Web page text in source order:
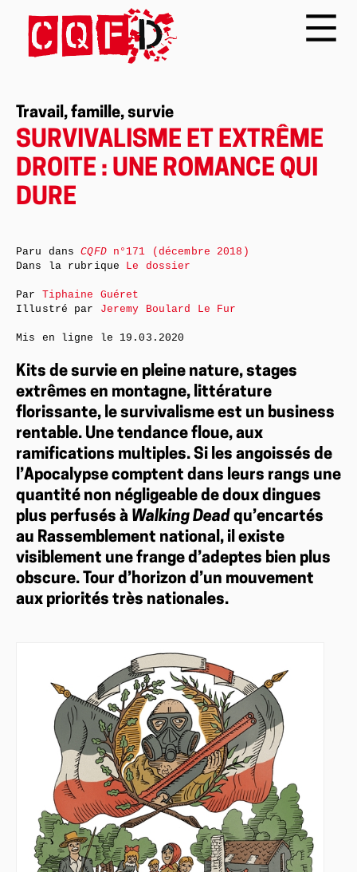
Travail, famille, survie
SURVIVALISME ET EXTRÊME
DROITE : UNE ROMANCE QUI
DURE
Kits de survie en pleine nature, stages
extrêmes en montagne, littérature
florissante, le survivalisme est un business
rentable. Une tendance floue, aux
ramifications multiples. Si les angoissés de
l’Apocalypse comptent dans leurs rangs une
quantité non négligeable de doux dingues
plus perfusés à Walking Dead qu’encartés
au Rassemblement national, il existe
visiblement une frange d’adeptes bien plus
obscure. Tour d’horizon d’un mouvement
aux priorités très nationales.
Paru dansCQFDn°171 (décembre 2018)
Dans la rubrique Le dossier
Par Tiphaine Guéret
Illustré par Jeremy Boulard Le Fur
Mis en ligne le 19.03.2020